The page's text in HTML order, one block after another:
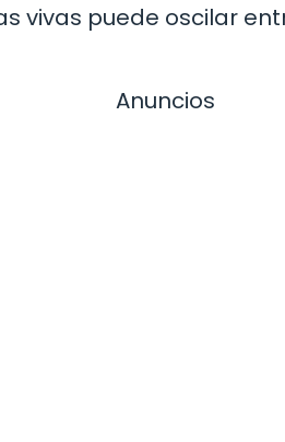
vivas puede oscilar
Anuncios